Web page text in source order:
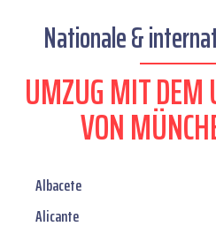
Nationale &
UMZUG MIT DEM
VON
Albacete
Alicante